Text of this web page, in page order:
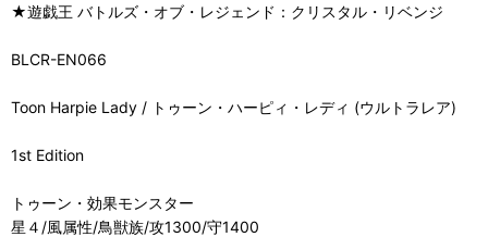
★遊戯王 バトルズ・オブ・レジェンド：クリスタル・リベンジ
BLCR-EN066
Toon Harpie Lady / トゥーン・ハーピィ・レディ (ウルトラレア)
1st Edition
トゥーン・効果モンスター
星４/風属性/鳥獣族/攻1300/守1400